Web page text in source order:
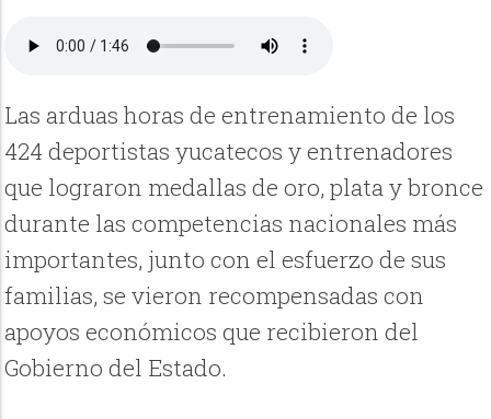
Las arduas horas de entrenamiento de los
424 deportistas yucatecos y entrenadores
que lograron medallas de oro, plata y bronce
durante las competencias nacionales más
importantes, junto con el esfuerzo de sus
familias, se vieron recompensadas con
apoyos económicos que recibieron del
Gobierno del Estado.